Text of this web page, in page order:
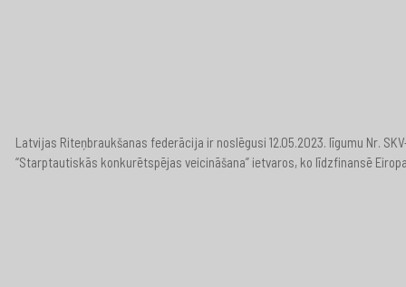
Latvijas Riteņbraukšanas federācija ir noslēgusi 12.05.2023. līgumu Nr.
“Starptautiskās konkurētspējas veicināšana” ietvaros, ko līdzfinansē